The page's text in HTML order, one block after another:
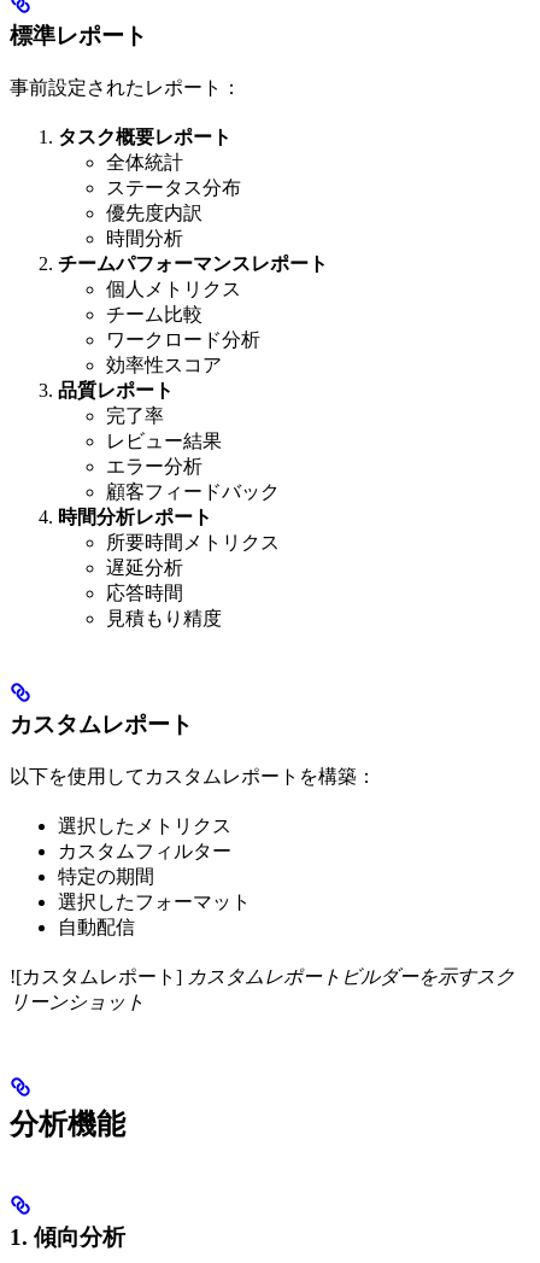
標準レポート
事前設定されたレポート：
タスク概要レポート
全体統計
ステータス分布
優先度内訳
時間分析
チームパフォーマンスレポート
個人メトリクス
チーム比較
ワークロード分析
効率性スコア
品質レポート
完了率
レビュー結果
エラー分析
顧客フィードバック
時間分析レポート
所要時間メトリクス
遅延分析
応答時間
見積もり精度
カスタムレポート
以下を使用してカスタムレポートを構築：
選択したメトリクス
カスタムフィルター
特定の期間
選択したフォーマット
自動配信
![カスタムレポート] カスタムレポートビルダーを示すスク
リーンショット
分析機能
1. 傾向分析